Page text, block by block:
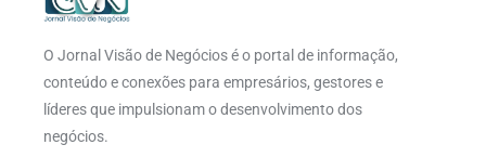
O Jornal Visão de Negócios é o portal de informação,
conteúdo e conexões para empresários, gestores e
líderes que impulsionam o desenvolvimento dos
negócios.